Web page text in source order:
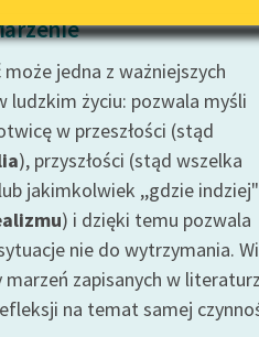
wrażliwych
Deklaracja
jedna z ważniejszych
ludzkim życiu: pozwala myśli
w przeszłości (stąd
), przyszłości (stąd wszelka
jakimkolwiek ,,gdzie indziej"
) i dzięki temu pozwala
nie do wytrzymania.
marzeń zapisanych w
na temat samej